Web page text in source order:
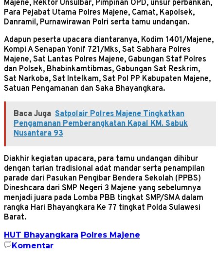
Majene, Rektor Unsulbar, Pimpinan OPD, unsur perbankan,
Para Pejabat Utama Polres Majene, Camat, Kapolsek,
Danramil, Purnawirawan Polri serta tamu undangan.
Adapun peserta upacara diantaranya, Kodim 1401/Majene,
Kompi A Senapan Yonif 721/Mks, Sat Sabhara Polres
Majene, Sat Lantas Polres Majene, Gabungan Staf Polres
dan Polsek, Bhabinkamtibmas, Gabungan Sat Reskrim,
Sat Narkoba, Sat Intelkam, Sat Pol PP Kabupaten Majene,
Satuan Pengamanan dan Saka Bhayangkara.
Baca Juga Satpolair Polres Majene Tingkatkan
Pengamanan Pemberangkatan Kapal KM. Sabuk
Nusantara 93
Diakhir kegiatan upacara, para tamu undangan dihibur
dengan tarian tradisional adat mandar serta penampilan
parade dari Pasukan Pengibar Bendera Sekolah (PPBS)
Dineshcara dari SMP Negeri 3 Majene yang sebelumnya
menjadi juara pada Lomba PBB tingkat SMP/SMA dalam
rangka Hari Bhayangkara Ke 77 tingkat Polda Sulawesi
Barat.
HUT Bhayangkara Polres Majene
Komentar